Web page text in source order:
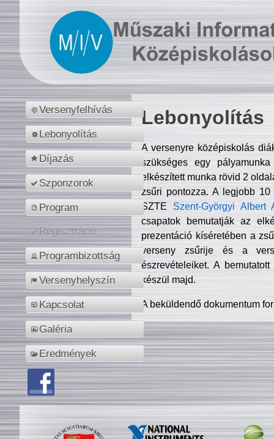
Versenyfelhívás
Lebonyolítás
Díjazás
Szponzorok
Program
Regisztráció
Programbizottság
Versenyhelyszín
Kapcsolat
Galéria
Eredmények
Lebonyolítás
A versenyre középiskolás
szükséges egy
elkészített munka rövid 2
zsűri pontozza. A legjobb
SZTE Szent-Györgyi Albert
csapatok bemutatják az
prezentáció kíséretében a
verseny zsűrije és a
észrevételeiket. A
készül majd.
A beküldendő dokumentum